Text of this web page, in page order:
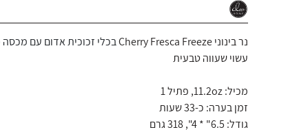
נר בינוני Cherry Fresca Freeze
בכלי זכוכית אדום עם מכסה
עשוי שעווה טבעית
מכיל: 11.2oz, פתיל 1
זמן בערה: כ-33 שעות
גודל: 6.5" * 4", 318 גרם